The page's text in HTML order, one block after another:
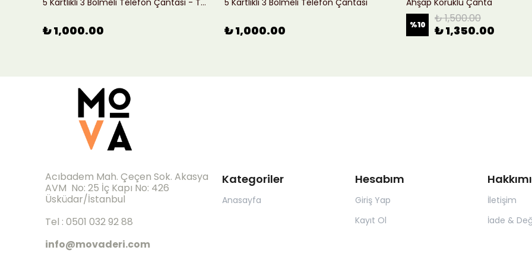
₺ 1,000.00 ₺ 1,000.00 %10 ₺ 1,500.00
₺ 1,350.00
Kategoriler
Anasayfa
Hesabım
Giriş Yap
Kayıt Ol
İletişim
İade &
Acıbadem Mah. Çeçen Sok. Akasya
AVM No: 25 İç Kapı No: 426
Üsküdar/İstanbul
Tel : 0501 032 92 88
info@movaderi.com